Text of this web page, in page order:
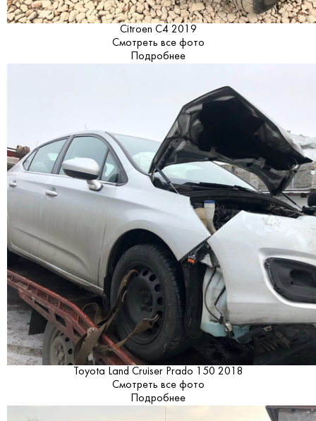
Citroen C4 2019
Смотреть все фото
Подробнее
Toyota Land Cruiser Prado 150 2018
Смотреть все фото
Подробнее